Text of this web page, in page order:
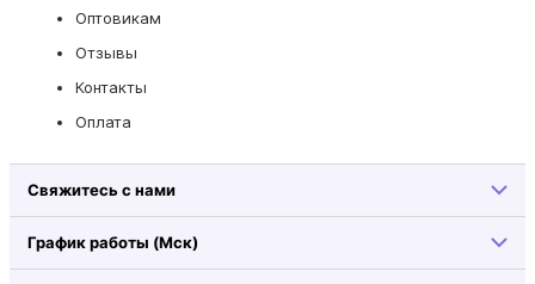
Оптовикам
Отзывы
Контакты
Оплата
Свяжитесь с нами
График работы (Мск)